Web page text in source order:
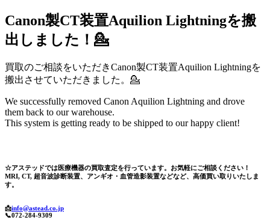
Canon製CT装置Aquilion Lightningを搬
出しました！💁
買取のご相談をいただきCanon製CT装置Aquilion Lightningを
搬出させていただきました。💁
We successfully removed Canon Aquilion Lightning and drove
them back to our warehouse.
This system is getting ready to be shipped to our happy client!
☆アステッドでは医療機器の買取査定を行っています。お気軽にご相談ください！
MRI, CT, 超音波診断装置、アンギオ・血管造影装置などなど、高価買い取りいたしま
す。
📩info@astead.co.jp
📞072-284-9309